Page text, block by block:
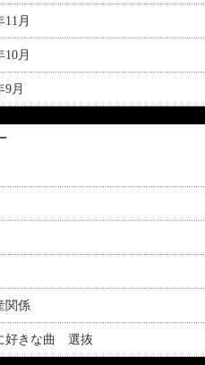
11月
10月
9月
関係
好きな曲 選抜